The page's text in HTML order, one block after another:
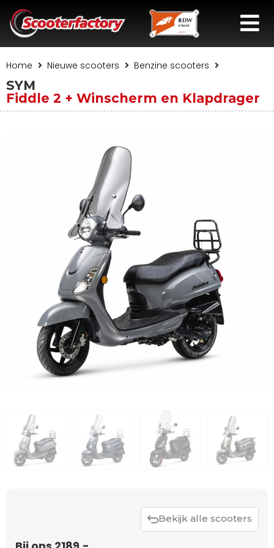
Home Nieuwe scooters Benzine scooters
SYM
Fiddle 2 + Winscherm en Klapdrager
Bekijk alle scooters